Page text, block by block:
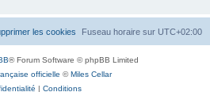
Fuseau horaire sur UTC+02:00
les cookies
® Forum Software © phpBB Limited
officielle ©Miles Cellar
| Conditions